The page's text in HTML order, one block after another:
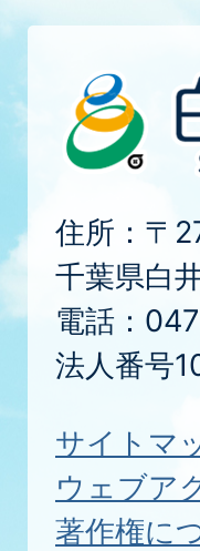
住所：〒
千葉県白
電話：
法人番号
サイトマ
ウェブア
著作権に